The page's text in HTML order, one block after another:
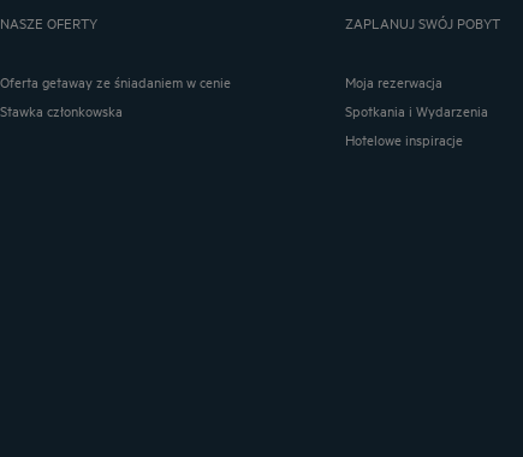
NASZE OFERTY
Oferta getaway ze śniadaniem w cenie
Stawka członkowska
ZAPLANUJ SWÓJ POBYT
Moja rezerwacja
Spotkania i Wydarzenia
Hotelowe inspiracje